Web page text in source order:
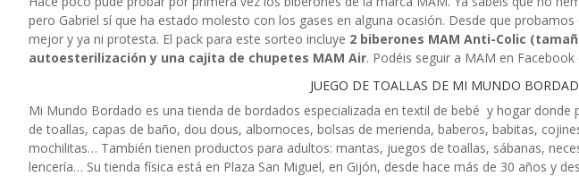
pero Gabriel sí que ha estado molesto con los gases en alguna ocasión. Desde que
mejor y ya ni protesta. El pack para este sorteo incluye 2 biberones MAM Anti-Colic
autoesterilización y una cajita de chupetes MAM Air. Podéis seguir a MAM en
JUEGO DE TOALLAS DE MI MUNDO
Mi Mundo Bordado es una tienda de bordados especializada en textil de bebé y hogar
de toallas, capas de baño, dou dous, albornoces, bolsas de merienda, baberos, babitas,
mochilitas… También tienen productos para adultos: mantas, juegos de toallas, sábanas,
lencería… Su tienda física está en Plaza San Miguel, en Gijón, desde hace más de 30 años y